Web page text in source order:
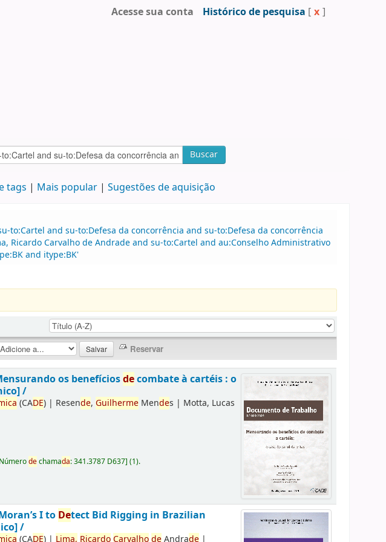
Acesse sua conta Histórico de pesquisa [ x ]
Buscar
tags Mais popular Sugestões de aquisição
to:Cartel and su-to:Defesa da concorrência and su-to:Defesa da concorrência
Ricardo Carvalho de Andrade and su-to:Cartel and au:Conselho Administrativo
and itype:BK'
os benefíciosdecombate à cartéis : o
/
(CADE) | Resende,Guilherme Mendes | Motta, Lucas
Númerodechamada:341.3787 D637](1).
I to Detect Bid Rigging in Brazilian
/